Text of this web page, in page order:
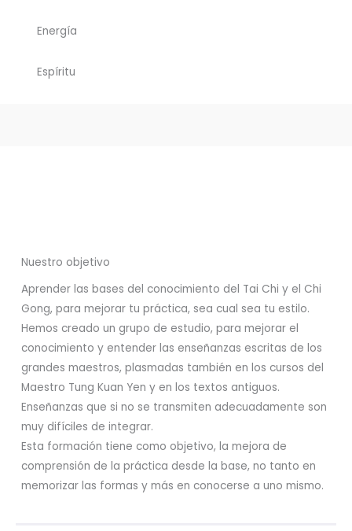
Energía
Espíritu
Nuestro objetivo
Aprender las bases del conocimiento del Tai Chi y el Chi
Gong, para mejorar tu práctica, sea cual sea tu estilo.
Hemos creado un grupo de estudio, para mejorar el
conocimiento y entender las enseñanzas escritas de los
grandes maestros, plasmadas también en los cursos del
Maestro Tung Kuan Yen y en los textos antiguos.
Enseñanzas que si no se transmiten adecuadamente son
muy difíciles de integrar.
Esta formación tiene como objetivo, la mejora de
comprensión de la práctica desde la base, no tanto en
memorizar las formas y más en conocerse a uno mismo.